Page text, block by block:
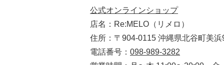
公式オンラインショップ
店名：Re:MELO（リメロ）
住所：〒904-0115 沖縄県北谷町美
電話番号： 098-989-3282